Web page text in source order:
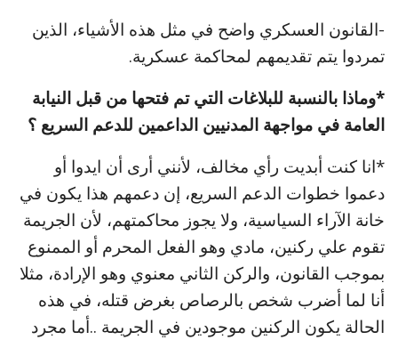
-القانون العسكري واضح في مثل هذه الأشياء، الذين
تمردوا يتم تقديمهم لمحاكمة عسكرية.
*وماذا بالنسبة للبلاغات التي تم فتحها من قبل النيابة
العامة في مواجهة المدنيين الداعمين للدعم السريع ؟
*انا كنت أبديت رأي مخالف، لأنني أرى أن ايدوا أو
دعموا خطوات الدعم السريع، إن دعمهم هذا يكون في
خانة الآراء السياسية، ولا يجوز محاكمتهم، لأن الجريمة
تقوم علي ركنين، مادي وهو الفعل المحرم أو الممنوع
بموجب القانون، والركن الثاني معنوي وهو الإرادة، مثلا
أنا لما أضرب شخص بالرصاص بغرض قتله، في هذه
الحالة يكون الركنين موجودين في الجريمة ..أما مجرد